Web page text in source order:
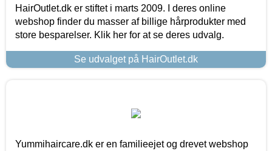
HairOutlet.dk er stiftet i marts 2009. I deres online
webshop finder du masser af billige hårprodukter med
store besparelser. Klik her for at se deres udvalg.
Se udvalget på HairOutlet.dk
Yummihaircare.dk er en familieejet og drevet webshop